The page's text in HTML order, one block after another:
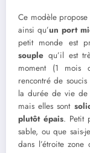
Ce modèle
ainsi qu’un port
petit monde est
souple qu’il est
moment (1 mois
rencontré de
la durée de vie de
mais elles sont
plutôt épais. Petit
sable, ou que sais-
dans l’étroite zone